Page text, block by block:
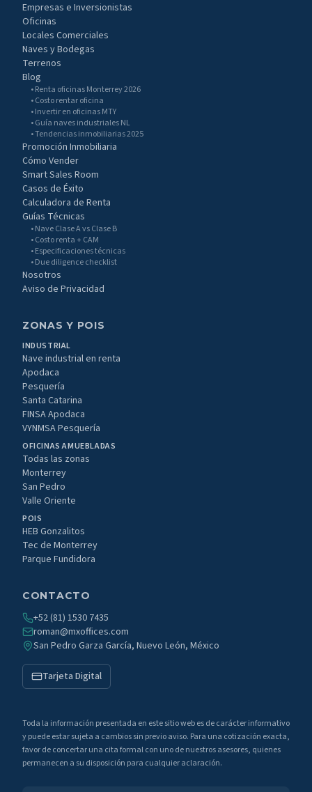
Empresas e Inversionistas
Oficinas
Locales Comerciales
Naves y Bodegas
Terrenos
Blog
• Renta oficinas Monterrey 2026
• Costo rentar oficina
• Invertir en oficinas MTY
• Guía naves industriales NL
• Tendencias inmobiliarias 2025
Promoción Inmobiliaria
Cómo Vender
Smart Sales Room
Casos de Éxito
Calculadora de Renta
Guías Técnicas
• Nave Clase A vs Clase B
• Costo renta + CAM
• Especificaciones técnicas
• Due diligence checklist
Nosotros
Aviso de Privacidad
ZONAS Y POIS
INDUSTRIAL
Nave industrial en renta
Apodaca
Pesquería
Santa Catarina
FINSA Apodaca
VYNMSA Pesquería
OFICINAS AMUEBLADAS
Todas las zonas
Monterrey
San Pedro
Valle Oriente
POIS
HEB Gonzalitos
Tec de Monterrey
Parque Fundidora
CONTACTO
+52 (81) 1530 7435
roman@mxoffices.com
San Pedro Garza García, Nuevo León, México
Tarjeta Digital
Toda la información presentada en este sitio web es de carácter informativo
y puede estar sujeta a cambios sin previo aviso. Para una cotización exacta,
favor de concertar una cita formal con uno de nuestros asesores, quienes
permanecen a su disposición para cualquier aclaración.